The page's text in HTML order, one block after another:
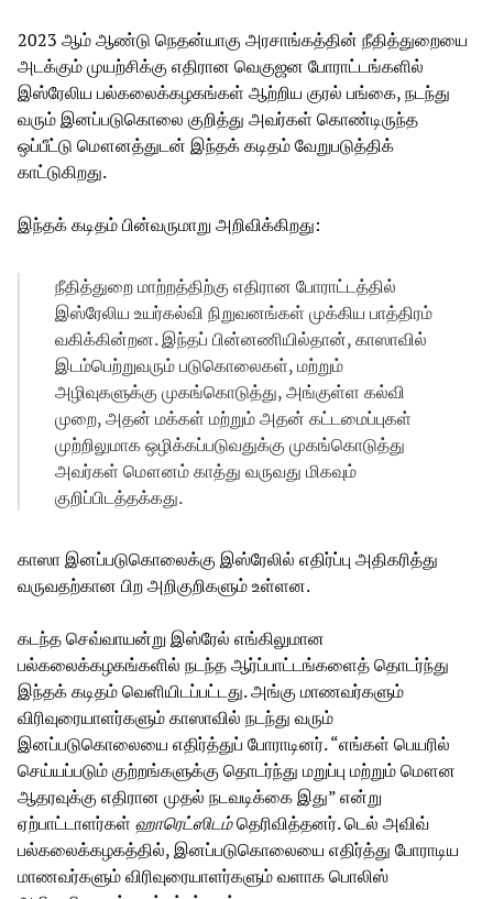
2023 ஆம் ஆண்டு நெதன்யாகு அரசாங்கத்தின் நீதித்துறையை
அடக்கும் முயற்சிக்கு எதிரான வெகுஜன போராட்டங்களில்
இஸ்ரேலிய பல்கலைக்கழகங்கள் ஆற்றிய குரல் பங்கை, நடந்து
வரும் இனப்படுகொலை குறித்து அவர்கள் கொண்டிருந்த
ஒப்பீட்டு மௌனத்துடன் இந்தக் கடிதம் வேறுபடுத்திக்
காட்டுகிறது.
இந்தக் கடிதம் பின்வருமாறு அறிவிக்கிறது:
நீதித்துறை மாற்றத்திற்கு எதிரான போராட்டத்தில்
இஸ்ரேலிய உயர்கல்வி நிறுவனங்கள் முக்கிய பாத்திரம்
வகிக்கின்றன. இந்தப் பின்னணியில்தான், காஸாவில்
இடம்பெற்றுவரும் படுகொலைகள், மற்றும்
அழிவுகளுக்கு முகங்கொடுத்து, அங்குள்ள கல்வி
முறை, அதன் மக்கள் மற்றும் அதன் கட்டமைப்புகள்
முற்றிலுமாக ஒழிக்கப்படுவதுக்கு முகங்கொடுத்து
அவர்கள் மௌனம் காத்து வருவது மிகவும்
குறிப்பிடத்தக்கது.
காஸா இனப்படுகொலைக்கு இஸ்ரேலில் எதிர்ப்பு அதிகரித்து
வருவதற்கான பிற அறிகுறிகளும் உள்ளன.
கடந்த செவ்வாயன்று இஸ்ரேல் எங்கிலுமான
பல்கலைக்கழகங்களில் நடந்த ஆர்ப்பாட்டங்களைத் தொடர்ந்து
இந்தக் கடிதம் வெளியிடப்பட்டது. அங்கு மாணவர்களும்
விரிவுரையாளர்களும் காஸாவில் நடந்து வரும்
இனப்படுகொலையை எதிர்த்துப் போராடினர். “எங்கள் பெயரில்
செய்யப்படும் குற்றங்களுக்கு தொடர்ந்து மறுப்பு மற்றும் மௌன
ஆதரவுக்கு எதிரான முதல் நடவடிக்கை இது” என்று
ஏற்பாட்டாளர்கள் ஹாரெட்ஸிடம்தெரிவித்தனர். டெல் அவிவ்
பல்கலைக்கழகத்தில், இனப்படுகொலையை எதிர்த்து போராடிய
மாணவர்களும் விரிவுரையாளர்களும் வளாக பொலிஸ்